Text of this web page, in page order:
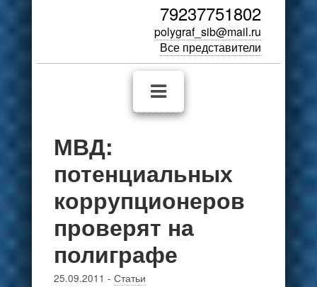
79237751802
polygraf_sib@mail.ru
Все представители
МВД:
потенциальных
коррупционеров
проверят на
полиграфе
25.09.2011 - Статьи